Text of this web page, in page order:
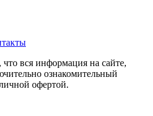
вся информация на сайте,
ознакомительный
офертой.